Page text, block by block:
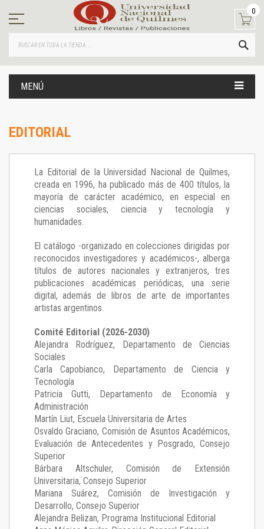
contenido
0
MENÚ
EDITORIAL
La Editorial de la Universidad Nacional de Quilmes,
creada en 1996, ha publicado más de 400 títulos, la
mayoría de carácter académico, en especial en
ciencias sociales, ciencia y tecnología y
humanidades.
El catálogo -organizado en colecciones dirigidas por
reconocidos investigadores y académicos-, alberga
títulos de autores nacionales y extranjeros, tres
publicaciones académicas periódicas, una serie
digital, además de libros de arte de importantes
artistas argentinos.
Comité Editorial (2026-2030)
Alejandra Rodríguez, Departamento de Ciencias
Sociales
Carla Capobianco, Departamento de Ciencia y
Tecnología
Patricia Gutti, Departamento de Economía y
Administración
Martín Liut, Escuela Universitaria de Artes
Osvaldo Graciano, Comisión de Asuntos Académicos,
Evaluación de Antecedentes y Posgrado, Consejo
Superior
Bárbara Altschuler, Comisión de Extensión
Universitaria, Consejo Superior
Mariana Suárez, Comisión de Investigación y
Desarrollo, Consejo Superior
Alejandra Belizan, Programa Institucional Editorial